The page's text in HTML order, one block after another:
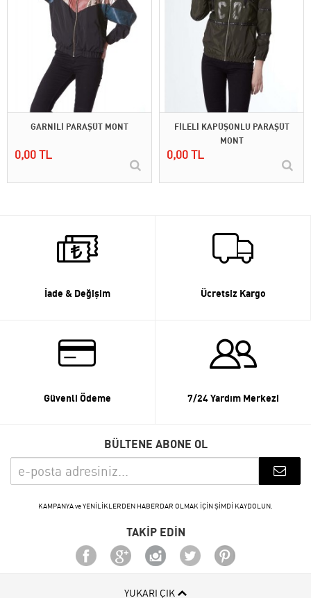
GARNİLİ PARAŞÜT MONT
0,00 TL
FİLELİ KAPÜŞONLU PARAŞÜT
MONT
0,00 TL
İade & Değişim Ücretsiz Kargo
Güvenli Ödeme 7/24 Yardım Merkezi
BÜLTENE ABONE OL
KAMPANYA ve YENİLİKLERDEN HABERDAR OLMAK İÇİN ŞİMDİ KAYDOLUN.
TAKİP EDİN
YUKARI ÇIK